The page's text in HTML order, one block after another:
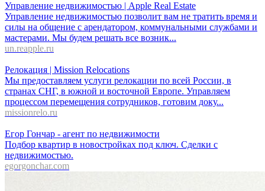
Управление недвижимостью | Apple Real Estate
Управление недвижимостью позволит вам не тратить время и
силы на общение с арендатором, коммунальными службами и
мастерами. Мы будем решать все возник...
un.reapple.ru
Релокация | Mission Relocations
Мы предоставляем услуги релокации по всей России, в
странах СНГ, в южной и восточной Европе. Управляем
процессом перемещения сотрудников, готовим доку...
missionrelo.ru
Егор Гончар - агент по недвижимости
Подбор квартир в новостройках под ключ. Сделки с
недвижимостью.
egorgonchar.com